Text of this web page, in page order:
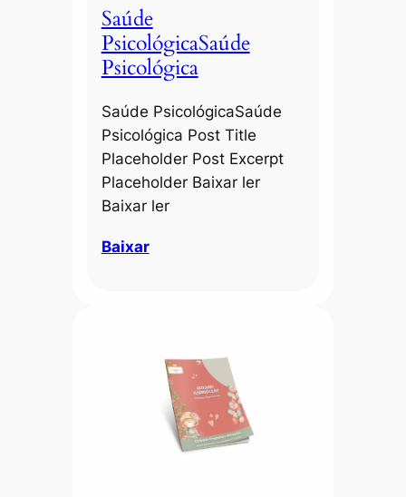
Saúde
PsicológicaSaúde
Psicológica
Saúde PsicológicaSaúde
Psicológica Post Title
Placeholder Post Excerpt
Placeholder Baixar ler
Baixar ler
Baixar